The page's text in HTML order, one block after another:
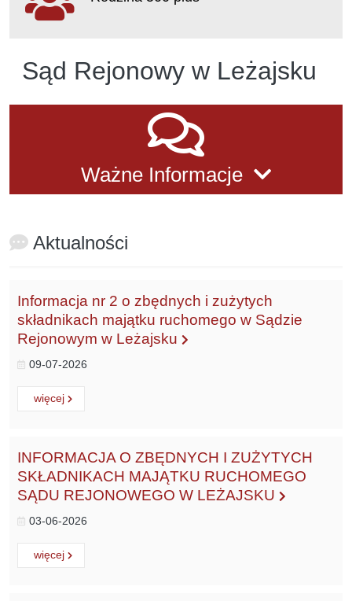
Sąd Rejonowy w Leżajsku
Ważne informacje
Ważne Informacje
Aktualności
Informacja nr 2 o zbędnych i zużytych
składnikach majątku ruchomego w Sądzie
Rejonowym w Leżajsku
09-07-2026
Czytaj
więcejo:
INFORMACJA O ZBĘDNYCH I ZUŻYTYCH
SKŁADNIKACH MAJĄTKU RUCHOMEGO
SĄDU REJONOWEGO W LEŻAJSKU
03-06-2026
Czytaj
więcejo: